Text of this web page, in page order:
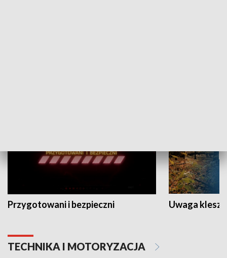
Przygotowani i bezpieczni Uwaga
TECHNIKA I MOTORYZACJA